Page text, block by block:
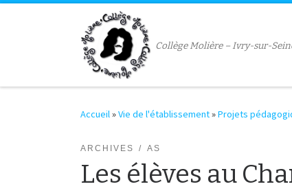
Passer au contenu
Collège Molière – Ivry-sur-
Accueil»Vie de l'établissement»Projets
ARCHIVES AS
Les élèves au